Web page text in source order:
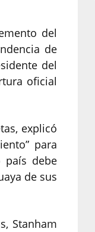
del
de
del
oficial
explicó
para
país debe
de sus
Stanham